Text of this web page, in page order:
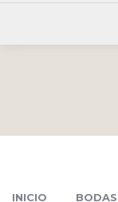
INICIO BODAS